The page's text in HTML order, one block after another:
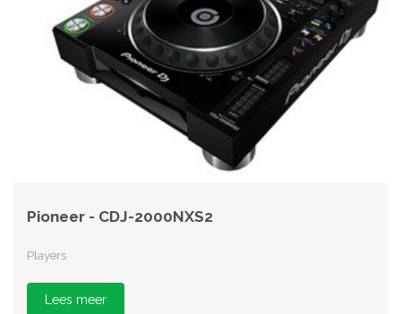
Pioneer - CDJ-2000NXS2
Players
Lees meer